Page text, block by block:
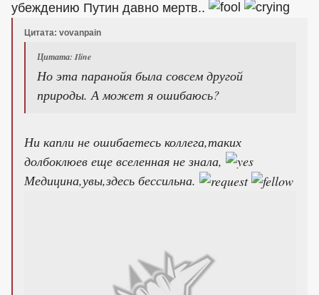
убеждению Путин давно мертв..
Цитата: vovanpain
Цитата: Iline
Но эта паранойя была совсем другой
природы. А может я ошибаюсь?
Ни капли не ошибаетесь коллега,таких
долбоклюев еще вселенная не знала,
Медицина,увы,здесь бессильна.